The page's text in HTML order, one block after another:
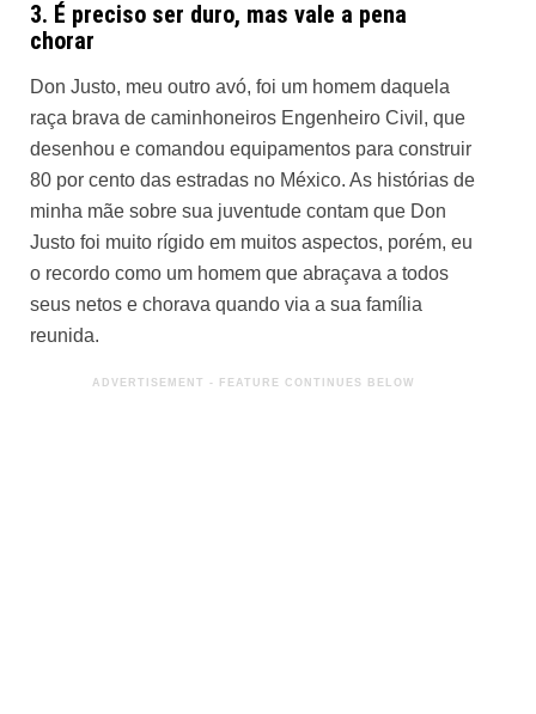
3. É preciso ser duro, mas vale a pena
chorar
Don Justo, meu outro avó, foi um homem daquela
raça brava de caminhoneiros Engenheiro Civil, que
desenhou e comandou equipamentos para construir
80 por cento das estradas no México. As histórias de
minha mãe sobre sua juventude contam que Don
Justo foi muito rígido em muitos aspectos, porém, eu
o recordo como um homem que abraçava a todos
seus netos e chorava quando via a sua família
reunida.